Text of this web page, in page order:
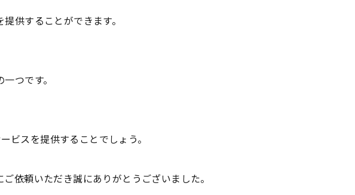
供することができます。
つです。
ビスを提供することでしょう。
依頼いただき誠にありがとうございました。
お気軽にお問い合わせください
お気軽にお問い合わせください